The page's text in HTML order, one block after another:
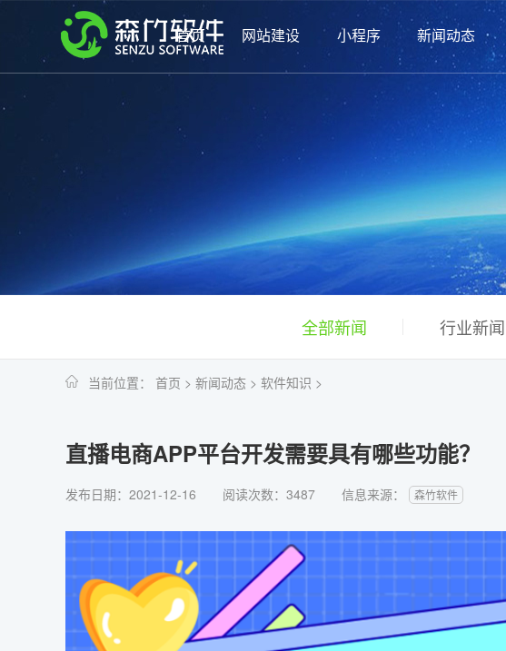
首页 网站建设 小程序 新闻动态
全部新闻 行业新闻
当前位置： 首页 > 新闻动态 > 软件知识 >
直播电商APP平台开发需要具有哪些功能？
发布日期：2021-12-16 阅读次数：3487 信息来源： 森竹软件